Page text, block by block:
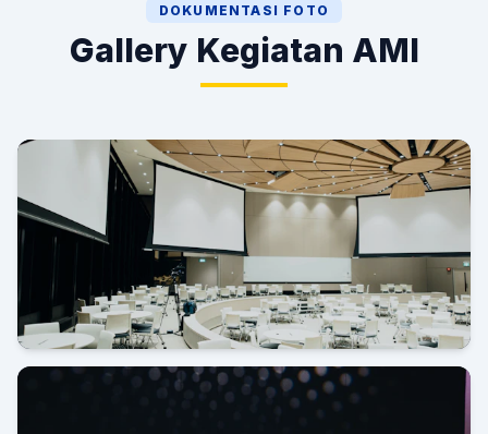
DOKUMENTASI FOTO
Gallery Kegiatan AMI
Grand Launching AMI di Novotel